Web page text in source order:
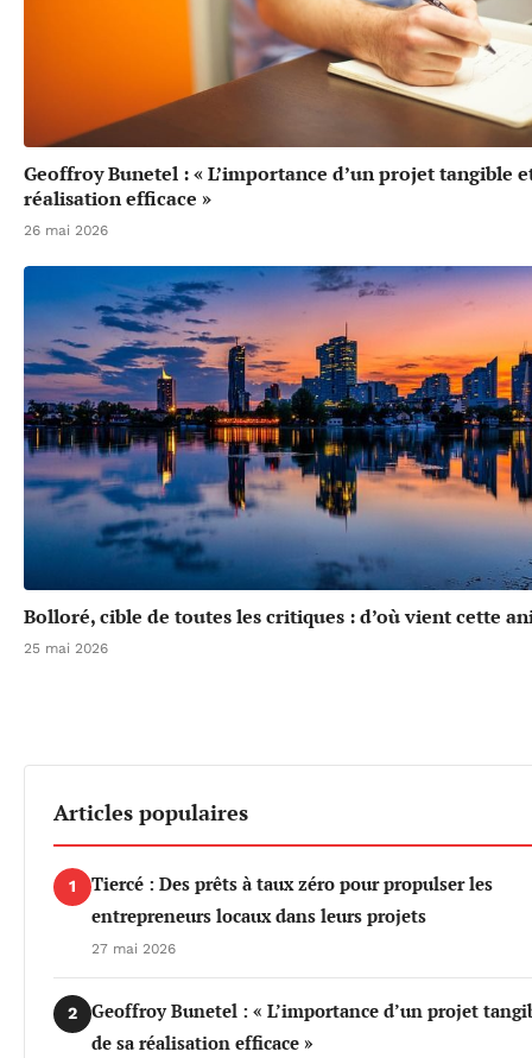
Geoffroy Bunetel : « L’importance d’un projet tangible
réalisation efficace »
26 mai 2026
Bolloré, cible de toutes les critiques : d’où vient cette
25 mai 2026
Articles populaires
1
Tiercé : Des prêts à taux zéro pour propulser les
entrepreneurs locaux dans leurs projets
27 mai 2026
2
Geoffroy Bunetel : « L’importance d’un projet
de sa réalisation efficace »